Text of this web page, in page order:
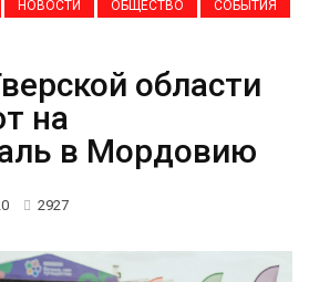
НОВОСТИ ОБЩЕСТВО
СОБЫТИЯ
области
на
в Мордовию
2927